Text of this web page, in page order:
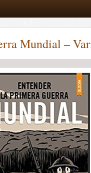
Mundial –